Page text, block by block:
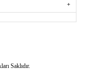
Saklıdır.